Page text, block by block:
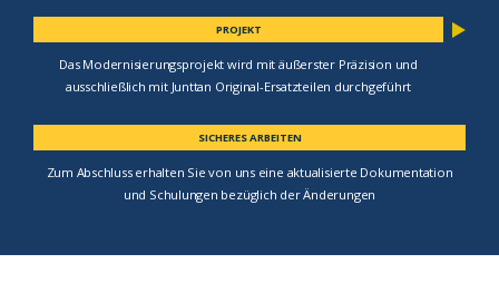
PROJEKT
Das Modernisierungsprojekt wird mit äußerster Präzision und
ausschließlich mit Junttan Original-Ersatzteilen durchgeführt
SICHERES ARBEITEN
Zum Abschluss erhalten Sie von uns eine aktualisierte Dokumentation
und Schulungen bezüglich der Änderungen